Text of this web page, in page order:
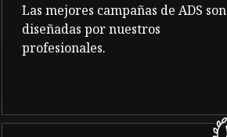
Las mejores campañas de ADS son
diseñadas por nuestros
profesionales.